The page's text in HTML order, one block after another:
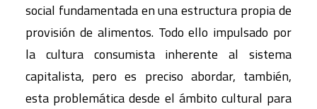
social fundamentada en una estructura propia de
provisión de alimentos. Todo ello impulsado por
la cultura consumista inherente al sistema
capitalista, pero es preciso abordar, también,
esta problemática desde el ámbito cultural para